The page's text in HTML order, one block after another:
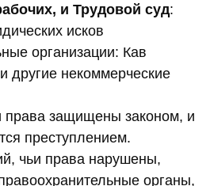
и Трудовой суд:
исков
организации: Кав
другие некоммерческие
права защищены законом, и
преступлением.
чьи права нарушены,
органы,